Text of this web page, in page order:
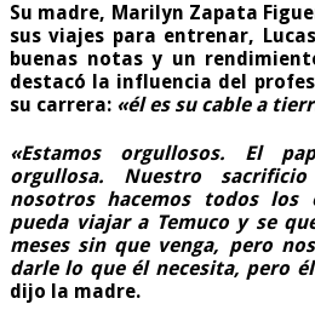
Su madre, Marilyn Zapata
sus viajes para entrenar,
buenas notas y un
destacó la influencia del
su carrera: «él es su cable a
«Estamos orgullosos. El
orgullosa. Nuestro
nosotros hacemos todos los
pueda viajar a Temuco y se
meses sin que venga, pero
darle lo que él necesita, pero
dijo la madre.